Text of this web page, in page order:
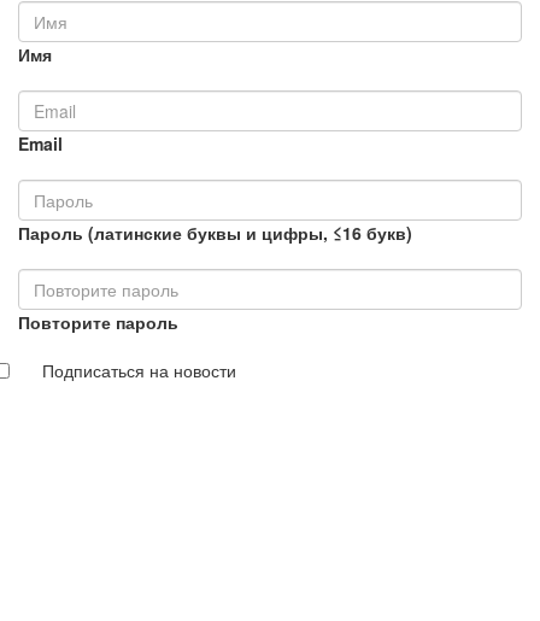
Имя
Email
Пароль (латинские буквы и цифры, ≤16 букв)
Повторите пароль
Подписаться на новости